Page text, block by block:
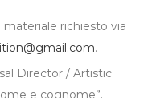
materiale richiesto via
.
Director / Artistic
e cognome”.